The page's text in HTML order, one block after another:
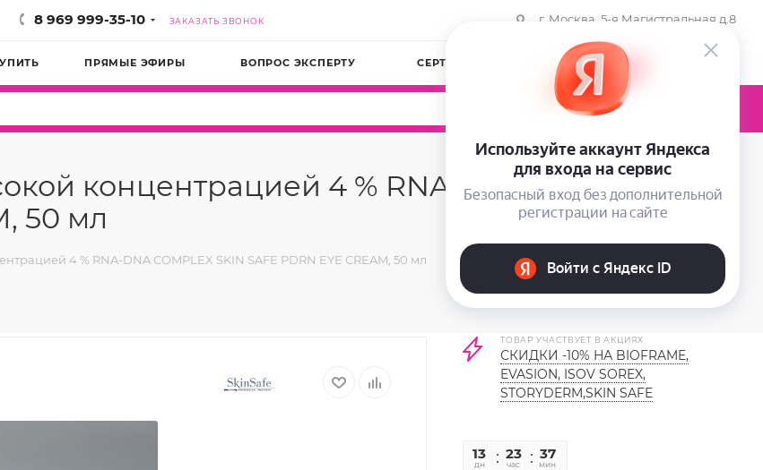
8 969 999-35-10 ЗАКАЗАТЬ ЗВОНОК г. Москва, 5-я Магистральная д.8
ПРЯМЫЕ ЭФИРЫ ВОПРОС ЭКСПЕРТУ СЕРТИФИКАТЫ КОМПАНИЯ
0
концентрацией 4 % RNA-DNA COMPLEX
50 мл
4 % RNA-DNA COMPLEX SKIN SAFE PDRN EYE CREAM, 50 мл
ТОВАР УЧАСТВУЕТ В АКЦИЯХ
СКИДКИ -10% НА BIOFRAME,
EVASION, ISOV SOREX,
STORYDERM,SKIN SAFE
13
дн
23
час
37
мин